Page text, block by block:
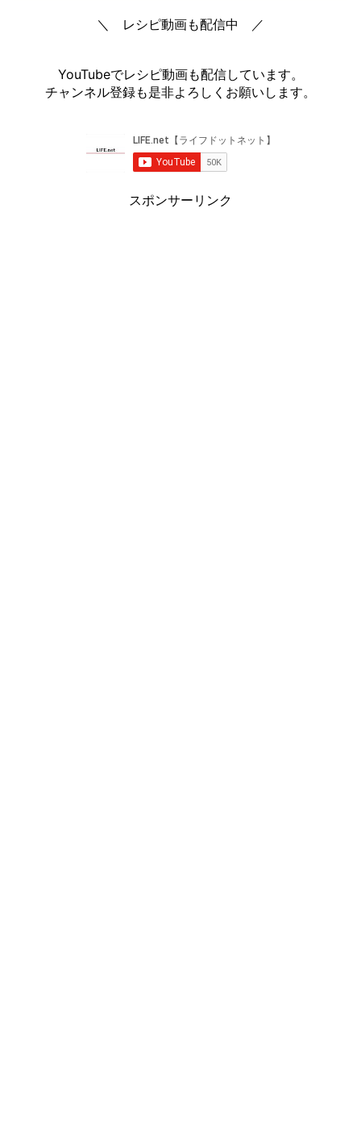
＼ レシピ動画も配信中 ／
YouTubeでレシピ動画も配信しています。
チャンネル登録も是非よろしくお願いします。
スポンサーリンク